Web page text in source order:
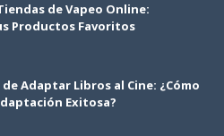
de Vapeo Online:
Productos Favoritos
Adaptar Libros al Cine: ¿Cómo
Exitosa?